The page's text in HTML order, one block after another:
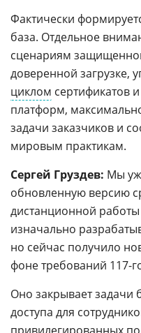
Фактически
база. Отдельное
сценариям
доверенной загрузке,
циклом сертификатов
платформ,
задачи заказчиков и
мировым практикам.
Сергей Груздев: Мы
обновленную версию
дистанционной работы
изначально
но сейчас получило
фоне требований 117-
Оно закрывает задачи
доступа для